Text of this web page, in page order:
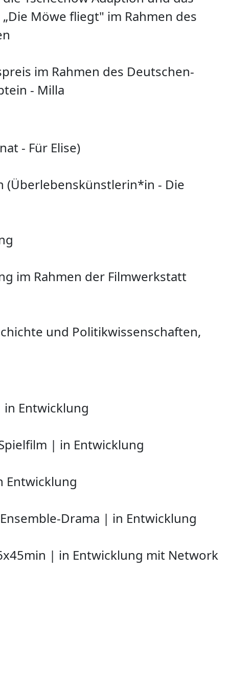
Möwe fliegt" im Rahmen des
im Rahmen des Deutschen-
- Milla
- Für Elise)
- Die
im Rahmen der Filmwerkstatt
und Politikwissenschaften,
in Entwicklung
| in Entwicklung
Entwicklung
Ensemble-Drama | in Entwicklung
| in Entwicklung mit Network